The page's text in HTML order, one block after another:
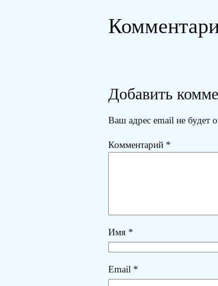
Добавить
Ваш адрес email не будет
Комментарий *
Имя *
Email *